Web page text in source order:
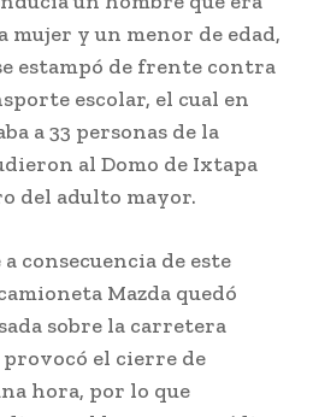
mujer y un menor de edad,
estampó de frente contra
escolar, el cual en
a 33 personas de la
al Domo de Ixtapa
del adulto mayor.
consecuencia de este
Mazda quedó
sobre la carretera
provocó el cierre de
hora, por lo que